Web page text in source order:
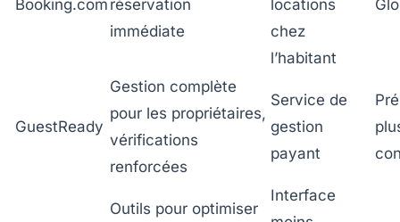
Booking.com réservation
immédiate
locations
chez
l’habitant
GuestReady
Gestion complète
pour les propriétaires,
vérifications
renforcées
Service de
gestion
payant
Outils pour optimiser
Interface